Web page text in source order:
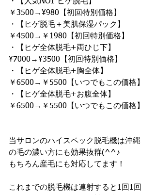
￥3500→¥980【初回特別価格】
・【ヒゲ脱毛＋美肌保湿パック】
￥4500→￥1980【初回特別価格】
・【ヒゲ全体脱毛+両ひじ下】
¥7000→¥3500【初回特別価格】
・【ヒゲ全体脱毛+胸全体】
￥6500→￥5500【いつでもこの価格】
・【ヒゲ全体脱毛+お腹全体】
￥6500→￥5500【いつでもこの価格】
当サロンのハイスペック脱毛機は沖縄
の毛の濃い方にも効果抜群(^^♪
もちろん産毛にも対応してます！
これまでの脱毛機は連射すると1回1回